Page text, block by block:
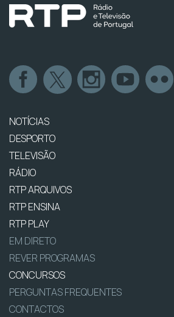
NOTÍCIAS
DESPORTO
TELEVISÃO
RÁDIO
RTP ARQUIVOS
RTP ENSINA
RTP PLAY
EM DIRETO
REVER PROGRAMAS
CONCURSOS
PERGUNTAS FREQUENTES
CONTACTOS